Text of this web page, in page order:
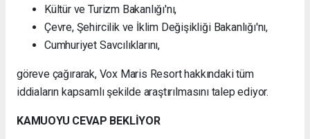
Kültür ve Turizm Bakanlığı'nı,
Çevre, Şehircilik ve İklim Değişikliği Bakanlığı'nı,
Cumhuriyet Savcılıklarını,
göreve çağırarak, Vox Maris Resort hakkındaki tüm
iddiaların kapsamlı şekilde araştırılmasını talep ediyor.
KAMUOYU CEVAP BEKLİYOR